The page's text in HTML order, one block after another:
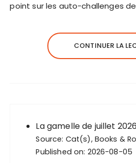
point sur les auto-challenges de
CONTINUER LA
La gamelle de juillet 2026
Source: Cat(s), Books &
Published on: 2026-08-05